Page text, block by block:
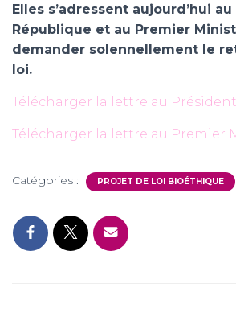
Elles s’adressent aujourd’hui
République et au Premier
demander solennellement le
loi.
Télécharger la lettre au Président
Télécharger la lettre au Premier
Catégories : PROJET DE LOI BIOÉTHIQUE